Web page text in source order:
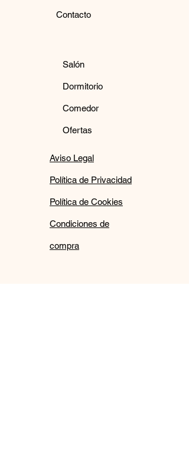
Contacto
Salón
Dormitorio
Comedor
Ofertas
Aviso Legal
Política de Privacidad
Política de Cookies
Condiciones de
compra